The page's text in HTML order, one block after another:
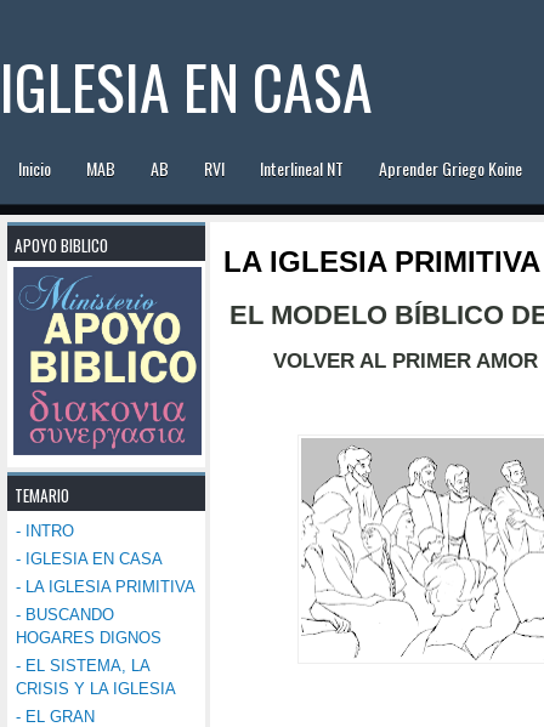
IGLESIA EN CASA
Inicio MAB AB RVI Interlineal NT Aprender Griego Koine
LA IGLESIA PRIMITIVA
EL MODELO BÍBLICO
VOLVER AL PRIMER
APOYO BIBLICO
TEMARIO
- INTRO
- IGLESIA EN CASA
- LA IGLESIA PRIMITIVA
- BUSCANDO
HOGARES DIGNOS
- EL SISTEMA, LA
CRISIS Y LA IGLESIA
- EL GRAN